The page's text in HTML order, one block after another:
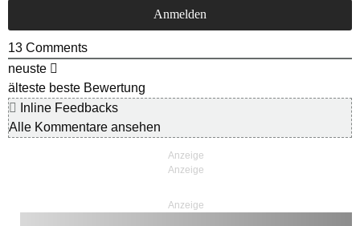
13 Comments
neuste
älteste beste Bewertung
Inline Feedbacks
Alle Kommentare ansehen
Anzeige